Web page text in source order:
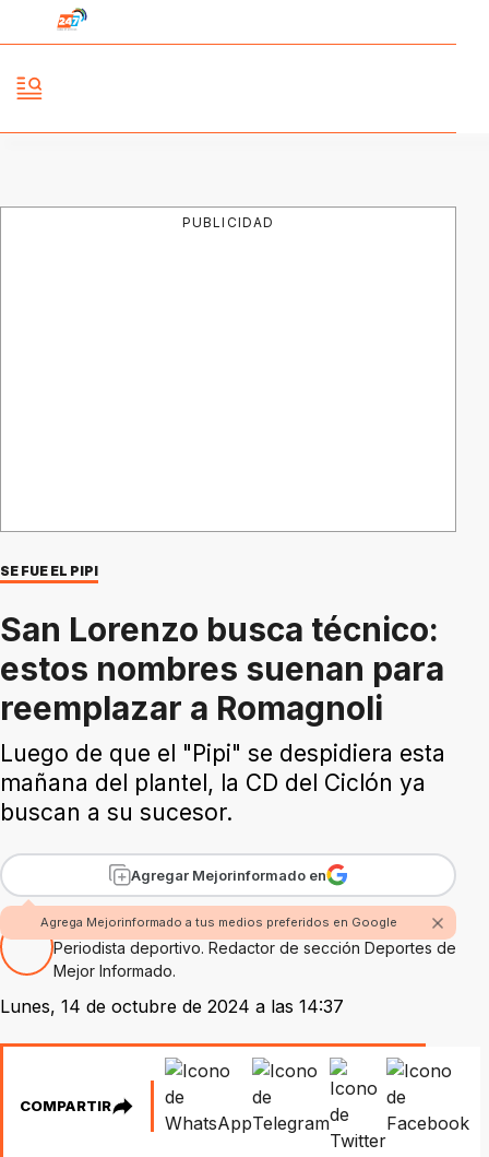
PUBLICIDAD
SE FUE EL PIPI
San Lorenzo busca técnico:
estos nombres suenan para
reemplazar a Romagnoli
Luego de que el "Pipi" se despidiera esta
mañana del plantel, la CD del Ciclón ya
buscan a su sucesor.
Agregar Mejorinformado en
Agrega Mejorinformado a tus medios preferidos en Google
Por Juan Sáber
Periodista deportivo. Redactor de sección Deportes de
Mejor Informado.
Lunes, 14 de octubre de 2024 a las 14:37
COMPARTIR